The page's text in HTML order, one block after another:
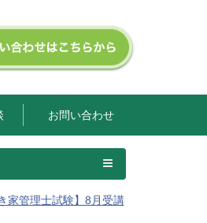
お問い合わせ
家管理士試験】8月受講